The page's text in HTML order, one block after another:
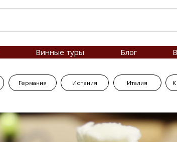
Винные туры Блог
Германия Испания Италия